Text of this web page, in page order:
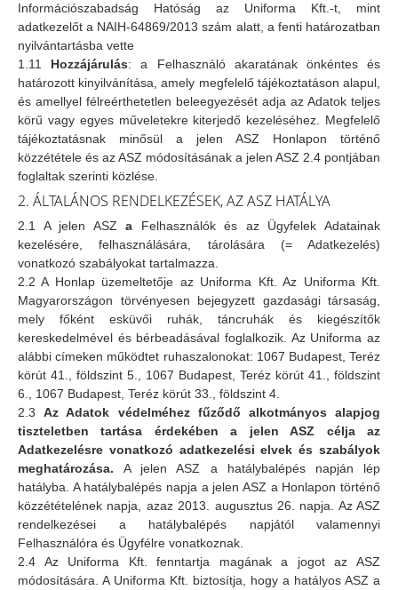
Információszabadság Hatóság az Uniforma Kft.-t, mint
adatkezelőt a NAIH-64869/2013 szám alatt, a fenti határozatban
nyilvántartásba vette
1.11
Hozzájárulás: a Felhasználó akaratának önkéntes és
határozott kinyilvánítása, amely megfelelő tájékoztatáson alapul,
és amellyel félreérthetetlen beleegyezését adja az Adatok teljes
körű vagy egyes műveletekre kiterjedő kezeléséhez. Megfelelő
tájékoztatásnak minősül a jelen ASZ Honlapon történő
közzététele és az ASZ módosításának a jelen ASZ 2.4 pontjában
foglaltak szerinti közlése.
2. ÁLTALÁNOS RENDELKEZÉSEK, AZ ASZ HATÁLYA
2.1 A jelen ASZ a Felhasználók és az Ügyfelek Adatainak
kezelésére, felhasználására, tárolására (= Adatkezelés)
vonatkozó szabályokat tartalmazza.
2.2 A Honlap üzemeltetője az Uniforma Kft. Az Uniforma Kft.
Magyarországon törvényesen bejegyzett gazdasági társaság,
mely főként esküvői ruhák, táncruhák és kiegészítők
kereskedelmével és bérbeadásával foglalkozik. Az Uniforma az
alábbi címeken működtet ruhaszalonokat: 1067 Budapest, Teréz
körút 41., földszint 5., 1067 Budapest, Teréz körút 41., földszint
6., 1067 Budapest, Teréz körút 33., földszint 4.
2.3Az Adatok védelméhez fűződő alkotmányos alapjog
tiszteletben tartása érdekében a jelen ASZ célja az
Adatkezelésre vonatkozó adatkezelési elvek és szabályok
meghatározása.A jelen ASZ a hatálybalépés napján lép
hatályba. A hatálybalépés napja a jelen ASZ a Honlapon történő
közzétételének napja, azaz 2013. augusztus 26. napja. Az ASZ
rendelkezései a hatálybalépés napjától valamennyi
Felhasználóra és Ügyfélre vonatkoznak.
2.4 Az Uniforma Kft. fenntartja magának a jogot az ASZ
módosítására. A Uniforma Kft. biztosítja, hogy a hatályos ASZ a